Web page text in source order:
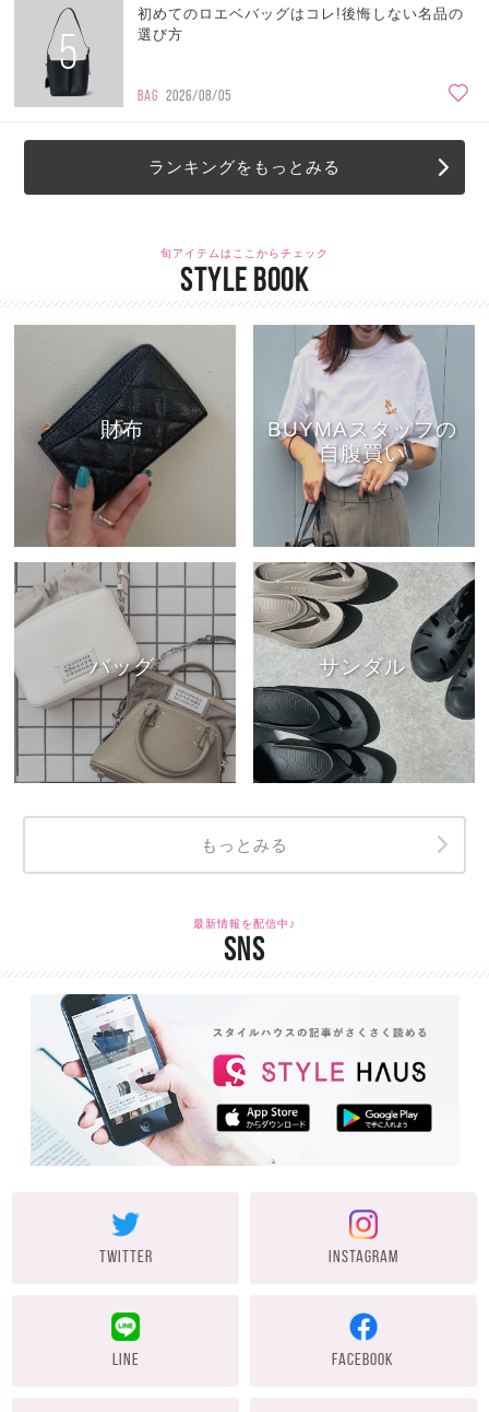
5
初めてのロエベバッグはコレ!後悔しない名品の
選び方
BAG 2026/08/05
ランキングをもっとみる
旬アイテムはここからチェック
STYLE BOOK
財布
BUYMAスタッフの
自腹買い
バッグ サンダル
もっとみる
最新情報を配信中♪
SNS
TWITTER INSTAGRAM
LINE FACEBOOK